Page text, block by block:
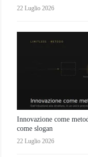
22 Luglio 2026
Innovazione come
come slogan
22 Luglio 2026